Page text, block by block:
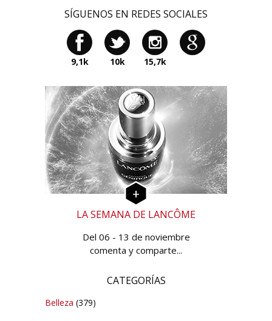
SÍGUENOS EN REDES SOCIALES
9,1k 10k 15,7k
LA SEMANA DE LANCÔME
Del 06 - 13 de noviembre
comenta y comparte...
CATEGORÍAS
Belleza (379)